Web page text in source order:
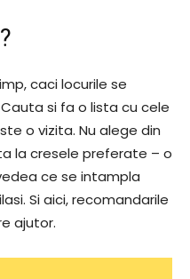
caci locurile se
si fa o lista cu cele
o vizita. Nu alege din
la cresele preferate – o
ce se intampla
Si aici, recomandarile
ajutor.